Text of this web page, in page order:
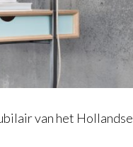
van het Hollandse